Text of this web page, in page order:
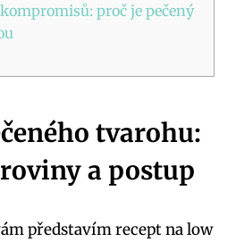
proč je ⁣pečený⁤
tvarohu:⁤
a postup
představím recept ​na low